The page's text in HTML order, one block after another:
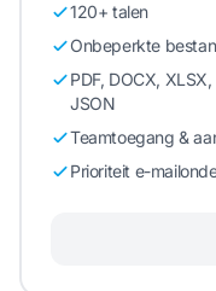
120+ talen
Onbeperkte
PDF, DOCX,
JSON
Teamtoegang &
Prioriteit e-